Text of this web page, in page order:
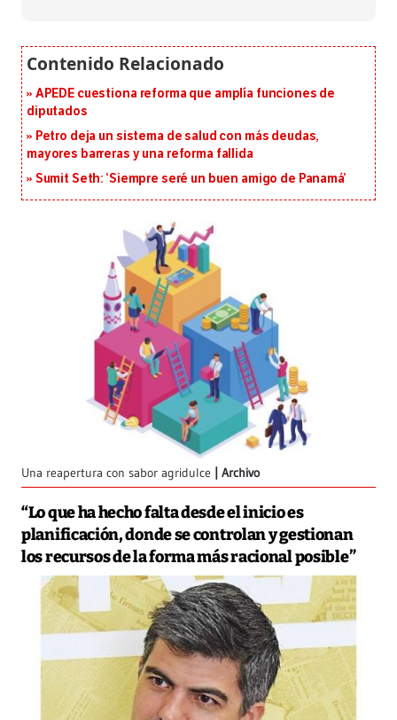
APEDE cuestiona reforma que amplía funciones de
diputados
Petro deja un sistema de salud con más deudas,
mayores barreras y una reforma fallida
Sumit Seth: ‘Siempre seré un buen amigo de Panamá’
Una reapertura con sabor agridulce Archivo
“Lo que ha hecho falta desde el inicio es
planificación, donde se controlan y gestionan
los recursos de la forma más racional posible”